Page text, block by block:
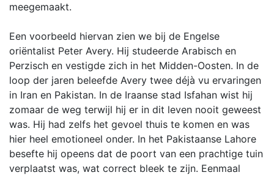
meegemaakt.
Een voorbeeld hiervan zien we bij de Engelse
oriëntalist Peter Avery. Hij studeerde Arabisch en
Perzisch en vestigde zich in het Midden-Oosten. In de
loop der jaren beleefde Avery twee déjà vu ervaringen
in Iran en Pakistan. In de Iraanse stad Isfahan wist hij
zomaar de weg terwijl hij er in dit leven nooit geweest
was. Hij had zelfs het gevoel thuis te komen en was
hier heel emotioneel onder. In het Pakistaanse Lahore
besefte hij opeens dat de poort van een prachtige tuin
verplaatst was, wat correct bleek te zijn. Eenmaal